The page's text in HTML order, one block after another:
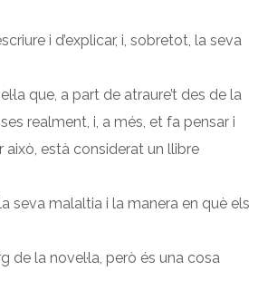
i d’explicar, i, sobretot, la seva
que, a part de atraure’t des de la
realment, i, a més, et fa pensar i
això, està considerat un llibre
seva malaltia i la manera en què els
de la novel·la, però és una cosa